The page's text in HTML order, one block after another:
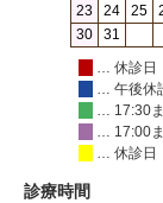
23
24 25
30
31
… 休診日
… 午後休
… 17:30
… 17:00
… 休診日
診療時間